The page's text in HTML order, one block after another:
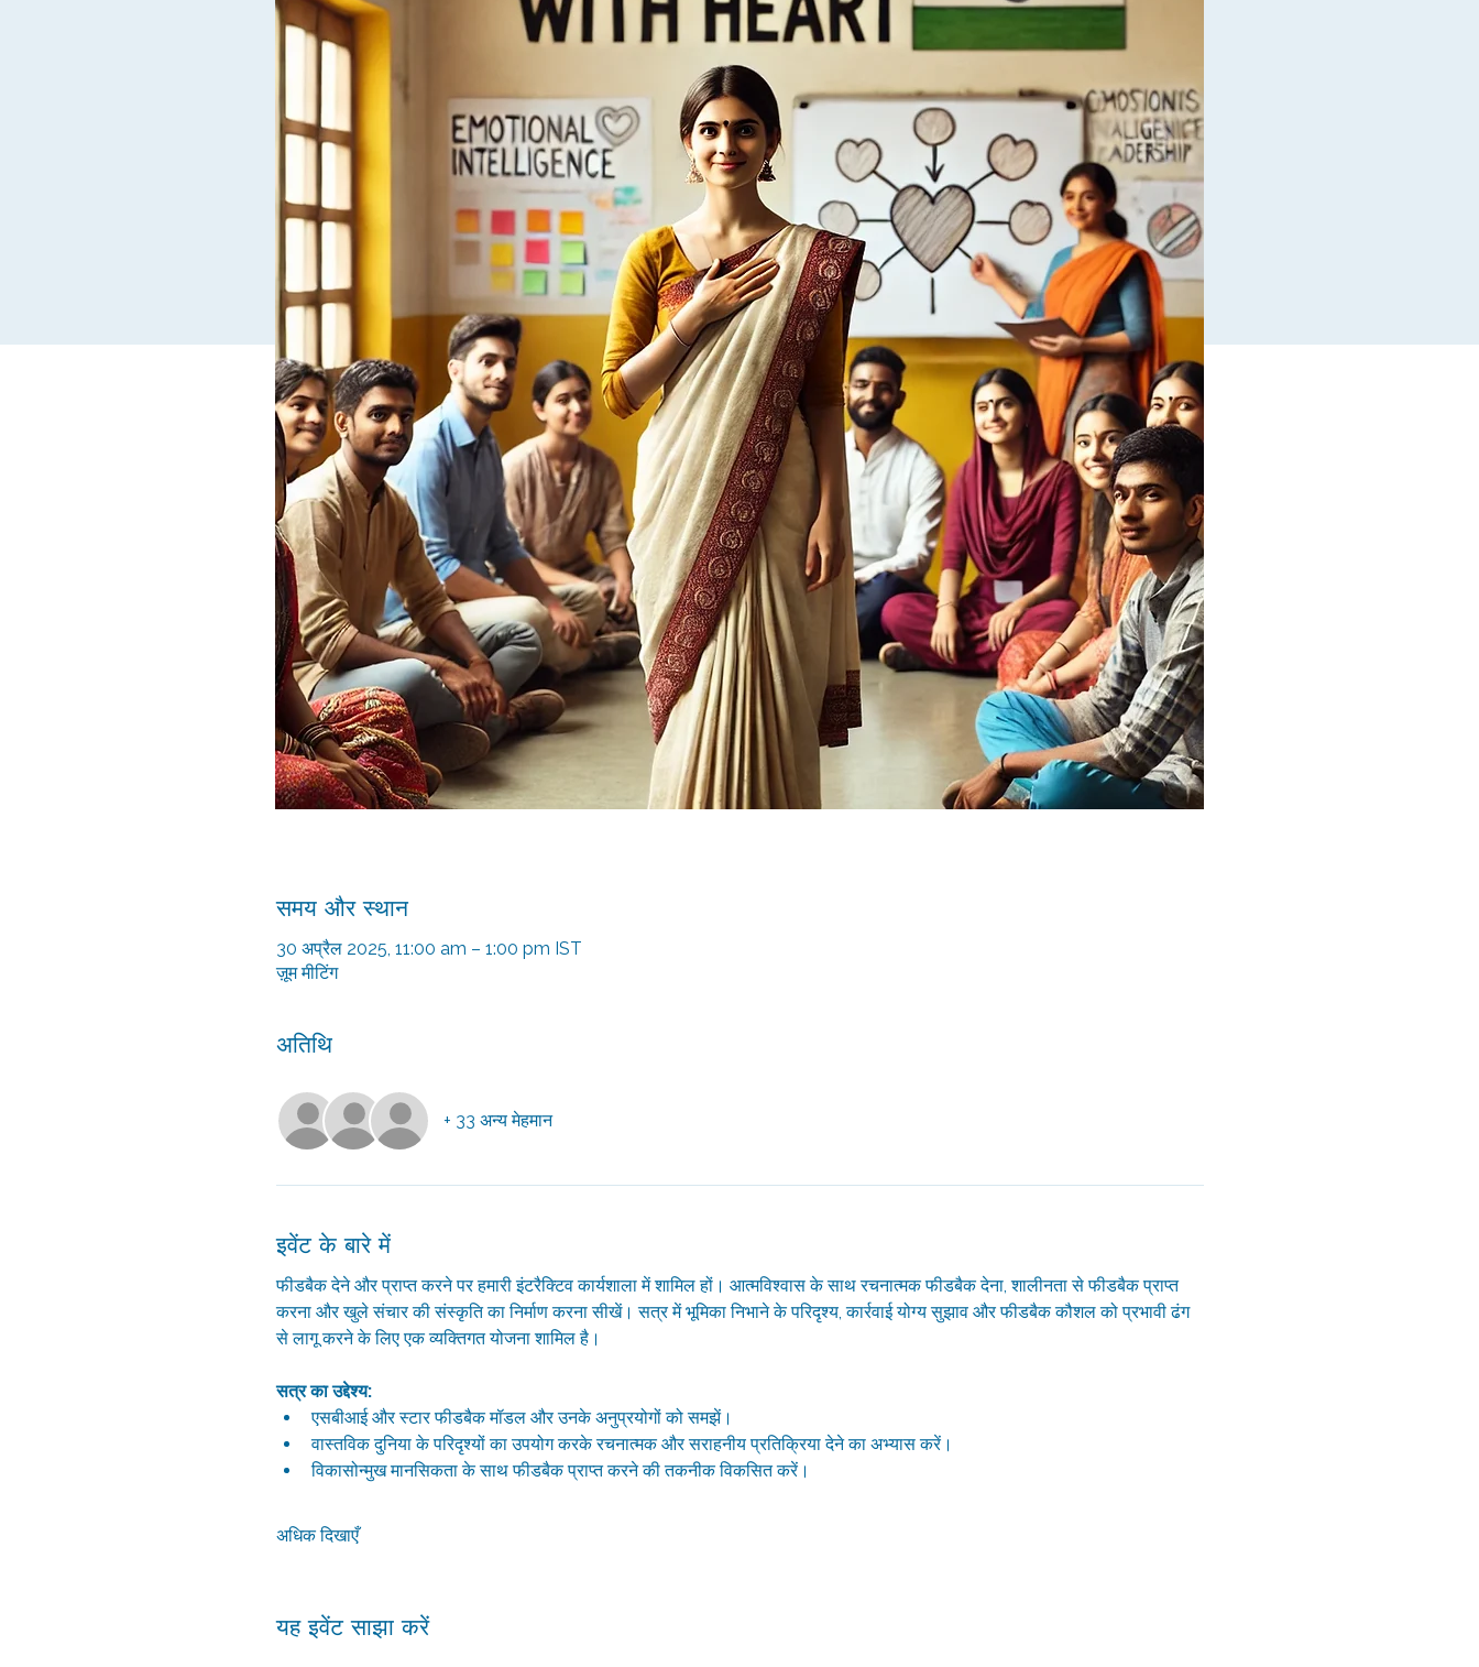
समय और स्थान
30 अप्रैल 2025, 11:00 am – 1:00 pm IST
ज़ूम मीटिंग
अतिथि
+ 33 अन्य मेहमान
इवेंट के बारे में
फीडबैक देने और प्राप्त करने पर हमारी इंटरैक्टिव कार्यशाला में शामिल हों। आत्मविश्वास के साथ रचनात्मक फीडबैक देना, शालीनता से फीडबैक प्राप्त
करना और खुले संचार की संस्कृति का निर्माण करना सीखें। सत्र में भूमिका निभाने के परिदृश्य, कार्रवाई योग्य सुझाव और फीडबैक कौशल को प्रभावी ढंग
से लागू करने के लिए एक व्यक्तिगत योजना शामिल है।
सत्र का उद्देश्य:
एसबीआई और स्टार फीडबैक मॉडल और उनके अनुप्रयोगों को समझें।
वास्तविक दुनिया के परिदृश्यों का उपयोग करके रचनात्मक और सराहनीय प्रतिक्रिया देने का अभ्यास करें।
विकासोन्मुख मानसिकता के साथ फीडबैक प्राप्त करने की तकनीक विकसित करें।
अधिक दिखाएँ
यह इवेंट साझा करें